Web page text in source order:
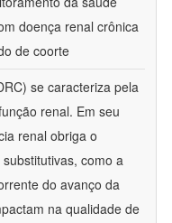
doença renal crônica
de coorte
se caracteriza pela
renal. Em seu
renal obriga o
como a
do avanço da
na qualidade de